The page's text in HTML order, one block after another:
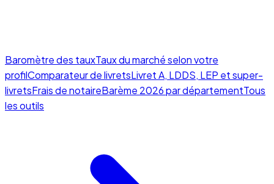
Baromètre des tauxTaux du marché selon votre
profilComparateur de livretsLivret A, LDDS, LEP et super-
livretsFrais de notaireBarème 2026 par départementTous
les outils